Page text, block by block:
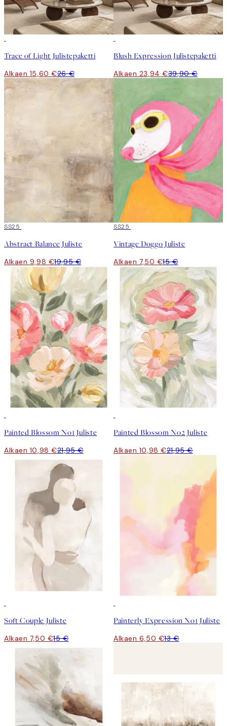
Trace of Light Julistepaketti
Alkaen 15,60 €26 €
Blush Expression Julistepaketti
Alkaen 23,94 €39,90 €
50%*
SS25
Abstract Balance Juliste
Alkaen 9,98 €19,95 €
50%*
SS25
Vintage Doggo Juliste
Alkaen 7,50 €15 €
Painted Blossom No1 Juliste
Alkaen 10,98 €21,95 €
Painted Blossom No2 Juliste
Alkaen 10,98 €21,95 €
Soft Couple Juliste
Alkaen 7,50 €15 €
Painterly Expression No1 Juliste
Alkaen 6,50 €13 €